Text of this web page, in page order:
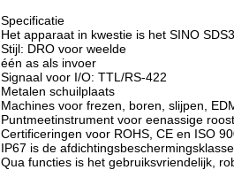
Specificatie
Het apparaat in kwestie is het SINO
Stijl: DRO voor weelde
één as als invoer
Signaal voor I/O: TTL/RS-422
Metalen schuilplaats
Machines voor frezen, boren, slijpen,
Puntmeetinstrument voor eenassige
Certificeringen voor ROHS, CE en ISO
IP67 is de afdichtingsbeschermingsklasse.
Qua functies is het gebruiksvriendelijk,